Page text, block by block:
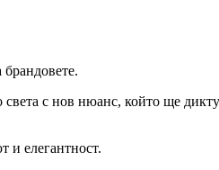
с нов нюанс, който ще
и елегантност.